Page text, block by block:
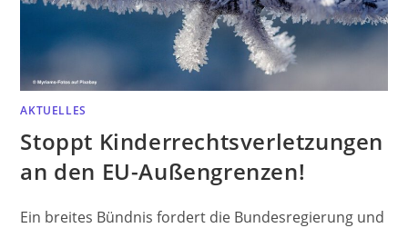
AKTUELLES
Stoppt Kinderrechtsverletzungen
an den EU-Außengrenzen!
Ein breites Bündnis fordert die Bundesregierung und